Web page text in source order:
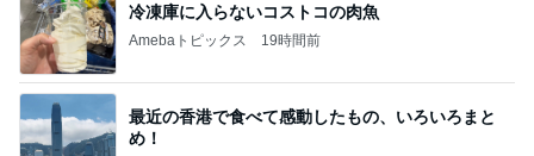
冷凍庫に入らないコストコの肉魚
Amebaトピックス 19時間前
最近の香港で食べて感動したもの、いろいろまと
め！